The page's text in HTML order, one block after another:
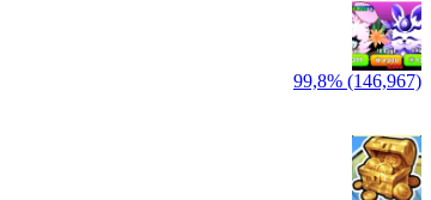
99,8% (146,967)